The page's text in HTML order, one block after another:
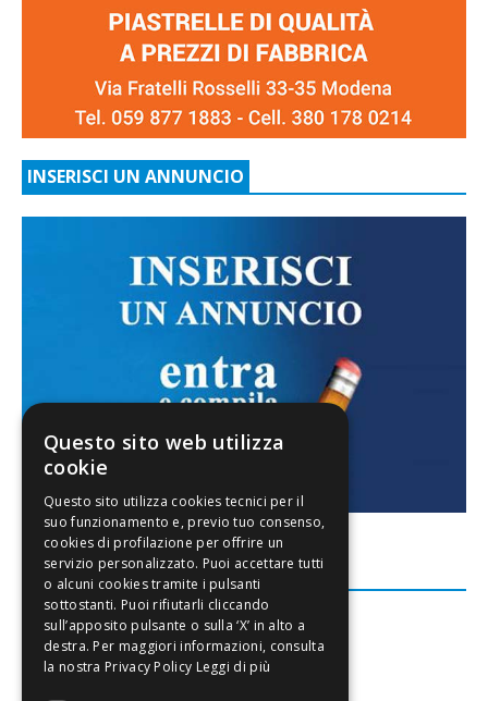
INSERISCI UN ANNUNCIO
FACEBOOK
Questo sito web utilizza
cookie
Leggi di più